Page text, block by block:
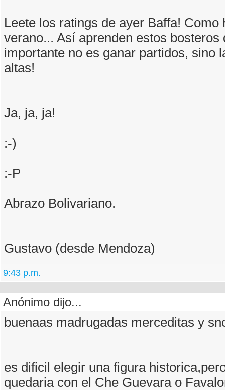
Leete los ratings de ayer Baffa! Como
verano... Así aprenden estos bosteros
importante no es ganar partidos, sino
altas!
Ja, ja, ja!
:-)
:-P
Abrazo Bolivariano.
Gustavo (desde Mendoza)
9:43 p.m.
Anónimo dijo...
buenaas madrugadas merceditas y
es dificil elegir una figura
quedaria con el Che Guevara o